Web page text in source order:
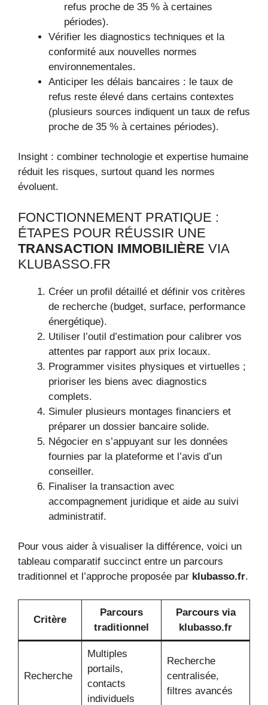
refus proche de 35 % à certaines
périodes).
Vérifier les diagnostics techniques et la
conformité aux nouvelles normes
environnementales.
Anticiper les délais bancaires : le taux de
refus reste élevé dans certains contextes
(plusieurs sources indiquent un taux de refus
proche de 35 % à certaines périodes).
Insight : combiner technologie et expertise humaine
réduit les risques, surtout quand les normes
évoluent.
FONCTIONNEMENT PRATIQUE :
ÉTAPES POUR RÉUSSIR UNE
TRANSACTION IMMOBILIÈRE VIA
KLUBASSO.FR
Créer un profil détaillé et définir vos critères
de recherche (budget, surface, performance
énergétique).
Utiliser l’outil d’estimation pour calibrer vos
attentes par rapport aux prix locaux.
Programmer visites physiques et virtuelles ;
prioriser les biens avec diagnostics
complets.
Simuler plusieurs montages financiers et
préparer un dossier bancaire solide.
Négocier en s’appuyant sur les données
fournies par la plateforme et l’avis d’un
conseiller.
Finaliser la transaction avec
accompagnement juridique et aide au suivi
administratif.
Pour vous aider à visualiser la différence, voici un
tableau comparatif succinct entre un parcours
traditionnel et l’approche proposée par klubasso.fr.
Critère
Parcours
traditionnel
Parcours via
klubasso.fr
Recherche
Multiples
portails,
contacts
individuels
Recherche
centralisée,
filtres avancés